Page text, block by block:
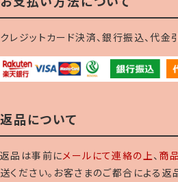
クレジットカード決済、銀行振込、代金
返品について
返品は事前にメールにて連絡の上、 商
送ください。お客さまのご都合による返